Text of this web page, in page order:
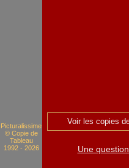
Picturalissime
© Copie de
Tableau
1992 - 2026
Voir les copies
Une